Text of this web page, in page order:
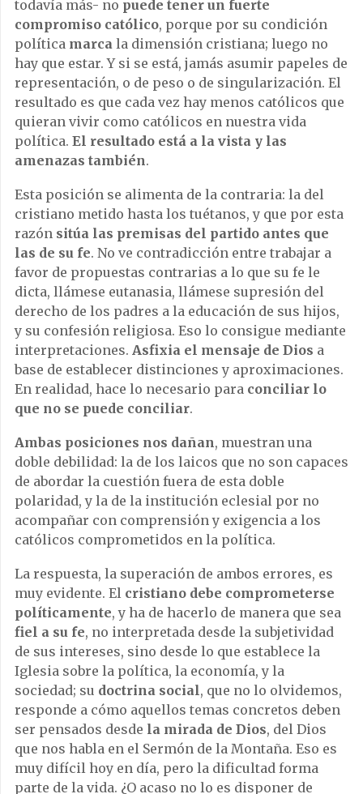
todavía más- no puede tener un fuerte
compromiso católico, porque por su condición
política marca la dimensión cristiana; luego no
hay que estar. Y si se está, jamás asumir papeles de
representación, o de peso o de singularización. El
resultado es que cada vez hay menos católicos que
quieran vivir como católicos en nuestra vida
política. El resultado está a la vista y las
amenazas también.
Esta posición se alimenta de la contraria: la del
cristiano metido hasta los tuétanos, y que por esta
razón sitúa las premisas del partido antes que
las de su fe. No ve contradicción entre trabajar a
favor de propuestas contrarias a lo que su fe le
dicta, llámese eutanasia, llámese supresión del
derecho de los padres a la educación de sus hijos,
y su confesión religiosa. Eso lo consigue mediante
interpretaciones. Asfixia el mensaje de Dios a
base de establecer distinciones y aproximaciones.
En realidad, hace lo necesario para conciliar lo
que no se puede conciliar.
Ambas posiciones nos dañan, muestran una
doble debilidad: la de los laicos que no son capaces
de abordar la cuestión fuera de esta doble
polaridad, y la de la institución eclesial por no
acompañar con comprensión y exigencia a los
católicos comprometidos en la política.
La respuesta, la superación de ambos errores, es
muy evidente. El cristiano debe comprometerse
políticamente, y ha de hacerlo de manera que sea
fiel a su fe, no interpretada desde la subjetividad
de sus intereses, sino desde lo que establece la
Iglesia sobre la política, la economía, y la
sociedad; su doctrina social, que no lo olvidemos,
responde a cómo aquellos temas concretos deben
ser pensados desde la mirada de Dios, del Dios
que nos habla en el Sermón de la Montaña. Eso es
muy difícil hoy en día, pero la dificultad forma
parte de la vida. ¿O acaso no lo es disponer de